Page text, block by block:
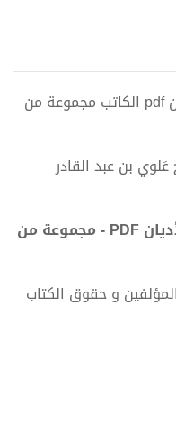
تحميل كتاب موسوعة الملل والأديان pdf الكاتب مجموعة من
بن عبد القادر
تحميل كتاب موسوعة الملل والأديان PDF - مجموعة من
و حقوق الكتاب